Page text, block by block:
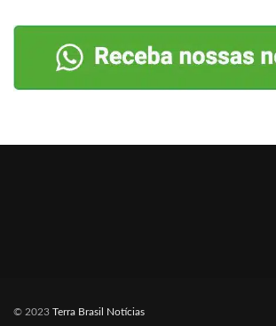
© 2023 Terra Brasil Notícias